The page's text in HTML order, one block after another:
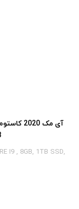
I9 , 8GB, 1TB SSD,